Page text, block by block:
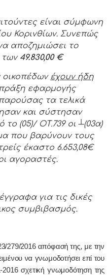
είναι σύμφωνη
Κορινθίων. Συνεπώς
αποζημιώσει το
των 49.830,00 €
οικοπέδων έχουν ήδη
εφαρμογής
τα τελικά
και σύστησαν
το (05)/ ΟΤ.739 οι ┴(03α)
που βαρύνουν τους
έκαστο 6.653,08€
αγοραστές.
για τις δικές
συμβιβασμός.
279/2016 απόφασή της, με την
να γνωμοδοτήσει επί του
σχετική γνωμοδότηση της